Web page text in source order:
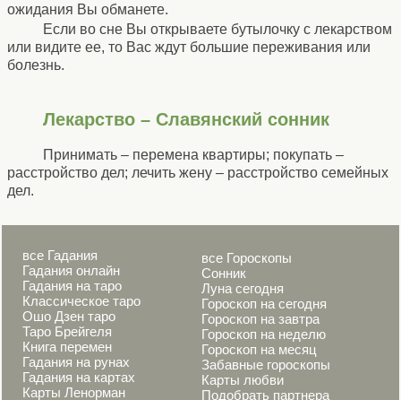
ожидания Вы обманете.
Если во сне Вы открываете бутылочку с лекарством
или видите ее, то Вас ждут большие переживания или
болезнь.
Лекарство – Славянский сонник
Принимать – перемена квартиры; покупать –
расстройство дел; лечить жену – расстройство семейных
дел.
все Гадания
Гадания онлайн
Гадания на таро
Классическое таро
Ошо Дзен таро
Таро Брейгеля
Книга перемен
Гадания на рунах
Гадания на картах
Карты Ленорман
все Гороскопы
Сонник
Луна сегодня
Гороскоп на сегодня
Гороскоп на завтра
Гороскоп на неделю
Гороскоп на месяц
Забавные гороскопы
Карты любви
Подобрать партнера